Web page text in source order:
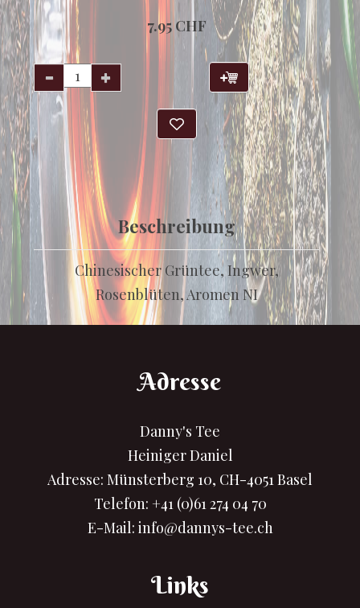
7.95 CHF
Beschreibung
Chinesischer Grüntee, Ingwer,
Rosenblüten, Aromen NI
Adresse
Danny's Tee
Heiniger Daniel
Adresse: Münsterberg 10, CH-4051 Basel
Telefon: +41 (0)61 274 04 70
E-Mail: info@dannys-tee.ch
Links